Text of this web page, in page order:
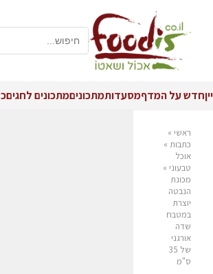
ייןחדש על המדףמסעדותמתכוניםמתכונים לחגים
ראשי »
כתבות »
אוכל
טבעוני »
מכונת
הנבטה
יוצרת
במטבח
שדה
אורגני
של 35
ס"מ